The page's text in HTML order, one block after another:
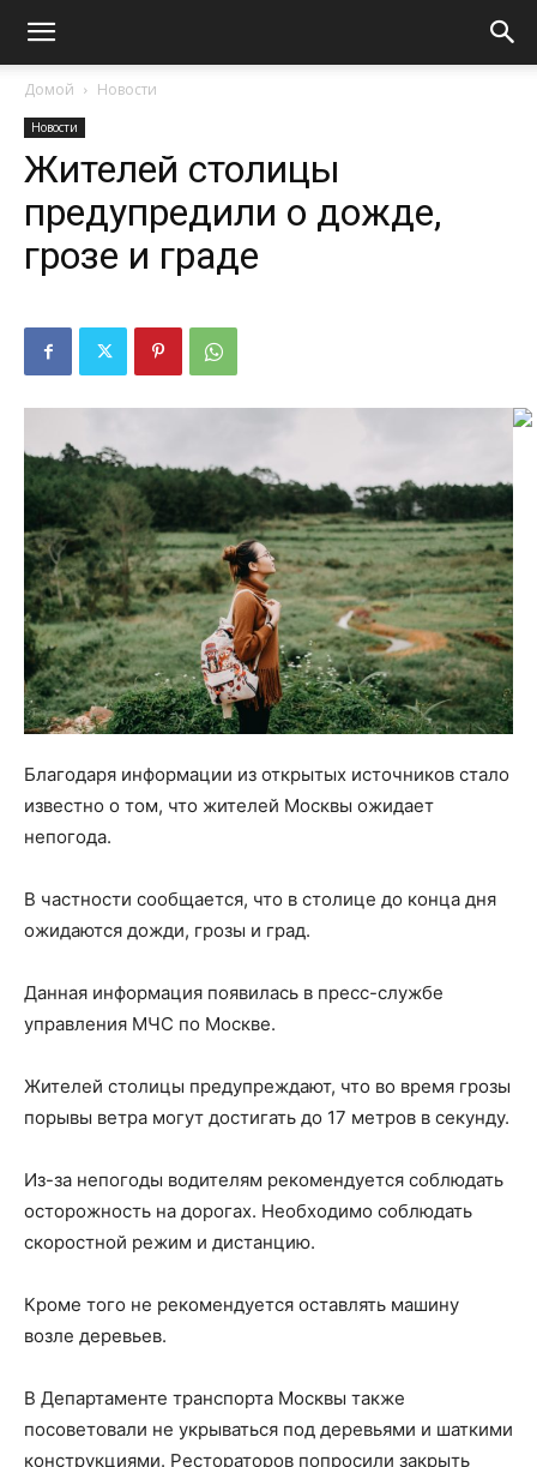
Домой Новости
Новости
Жителей столицы
предупредили о дожде,
грозе и граде
Благодаря информации из открытых источников стало
известно о том, что жителей Москвы ожидает
непогода.
В частности сообщается, что в столице до конца дня
ожидаются дожди, грозы и град.
Данная информация появилась в пресс-службе
управления МЧС по Москве.
Жителей столицы предупреждают, что во время грозы
порывы ветра могут достигать до 17 метров в секунду.
Из-за непогоды водителям рекомендуется соблюдать
осторожность на дорогах. Необходимо соблюдать
скоростной режим и дистанцию.
Кроме того не рекомендуется оставлять машину
возле деревьев.
В Департаменте транспорта Москвы также
посоветовали не укрываться под деревьями и шаткими
конструкциями. Рестораторов попросили закрыть